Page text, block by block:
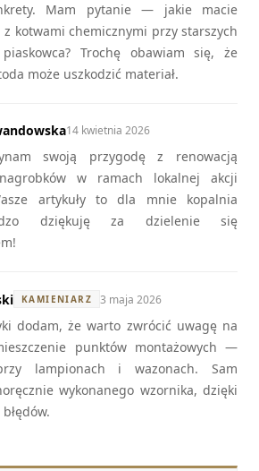
Mam pytanie — jakie macie
kotwami chemicznymi przy starszych
Trochę obawiam się, że
może uszkodzić materiał.
14 kwietnia 2026
swoją przygodę z renowacją
w ramach lokalnej akcji
artykuły to dla mnie kopalnia
dziękuję za dzielenie się
KAMIENIARZ 3 maja 2026
dodam, że warto zwrócić uwagę na
punktów montażowych —
lampionach i wazonach. Sam
wykonanego wzornika, dzięki